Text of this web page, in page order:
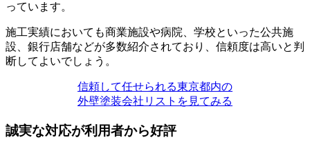
っています。
施工実績においても商業施設や病院、学校といった公共施
設、銀行店舗などが多数紹介されており、信頼度は高いと判
断してよいでしょう。
信頼して任せられる東京都内の
外壁塗装会社リストを見てみる
誠実な対応が利用者から好評